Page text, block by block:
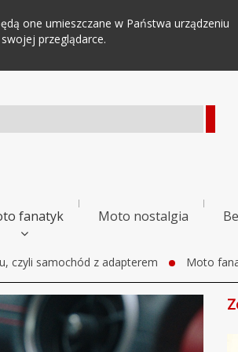
one umieszczane w Państwa urządzeniu
przeglądarce.
fanatyk Moto nostalgia
czyli samochód z adapterem Moto